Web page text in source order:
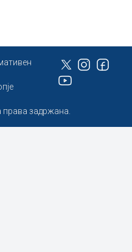
задржана.